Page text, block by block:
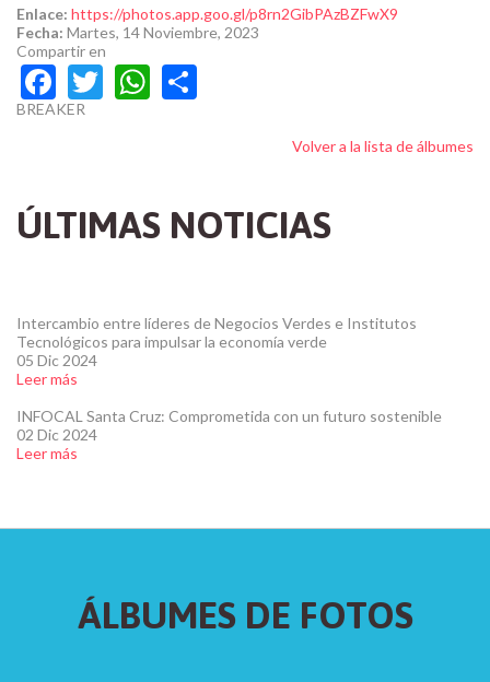
ENLACE
Enlace: https://photos.app.goo.gl/p8rn2GibPAzBZFwX9
FECHA
Fecha: Martes, 14 Noviembre, 2023
Compartir en
Facebook
TwitterWhatsApp
LINE
BREAKER
Volver a la lista de álbumes
ÚLTIMAS NOTICIAS
Intercambio entre líderes de Negocios Verdes e Institutos
Tecnológicos para impulsar la economía verde
05 Dic 2024
Leer más
INFOCAL Santa Cruz: Comprometida con un futuro sostenible
02 Dic 2024
Leer más
ÁLBUMES DE FOTOS